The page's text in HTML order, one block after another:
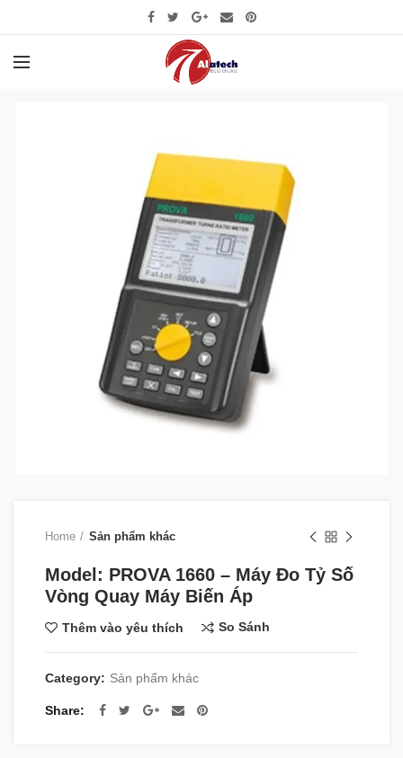
Home Sản phẩm khác
Model: PROVA 1660 – Máy Đo Tỷ Số
Vòng Quay Máy Biến Áp
Thêm vào yêu thích So Sánh
Category: Sản phẩm khác
Share